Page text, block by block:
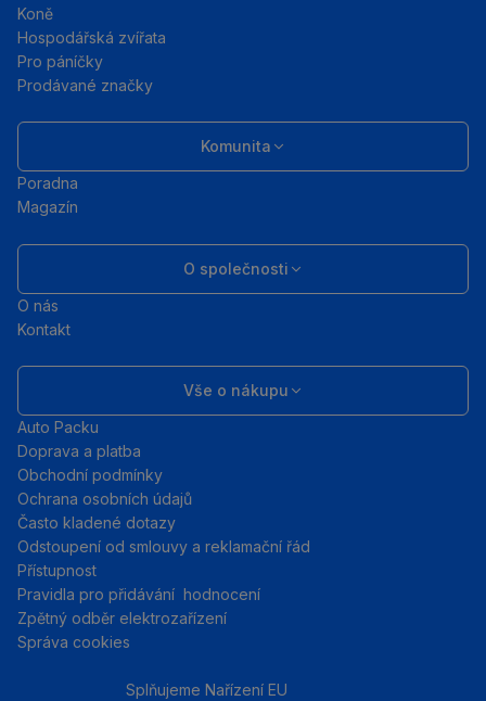
Koně
Hospodářská zvířata
Pro páníčky
Prodávané značky
Komunita
Poradna
Magazín
O společnosti
O nás
Kontakt
Vše o nákupu
Auto Packu
Doprava a platba
Obchodní podmínky
Ochrana osobních údajů
Často kladené dotazy
Odstoupení od smlouvy a reklamační řád
Přístupnost
Pravidla pro přidávání hodnocení
Zpětný odběr elektrozařízení
Správa cookies
Splňujeme Nařízení EU